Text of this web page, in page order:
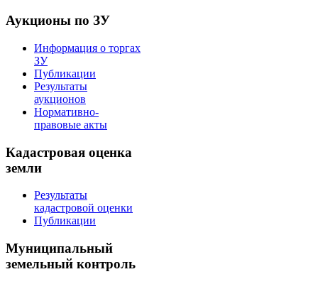
Аукционы по ЗУ
Информация о торгах
ЗУ
Публикации
Результаты
аукционов
Нормативно-
правовые акты
Кадастровая оценка
земли
Результаты
кадастровой оценки
Публикации
Муниципальный
земельный контроль